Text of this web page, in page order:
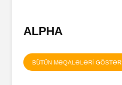
ALPHA
BÜTÜN MƏQALƏLƏRİ GÖSTƏR